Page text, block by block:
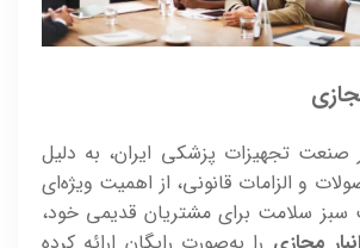
تجهیزات پزشکی ایران، به دلیل
و الزامات قانونی، از اهمیت ویژه‌ای
سلامت برای مشتریان قدیمی خود،